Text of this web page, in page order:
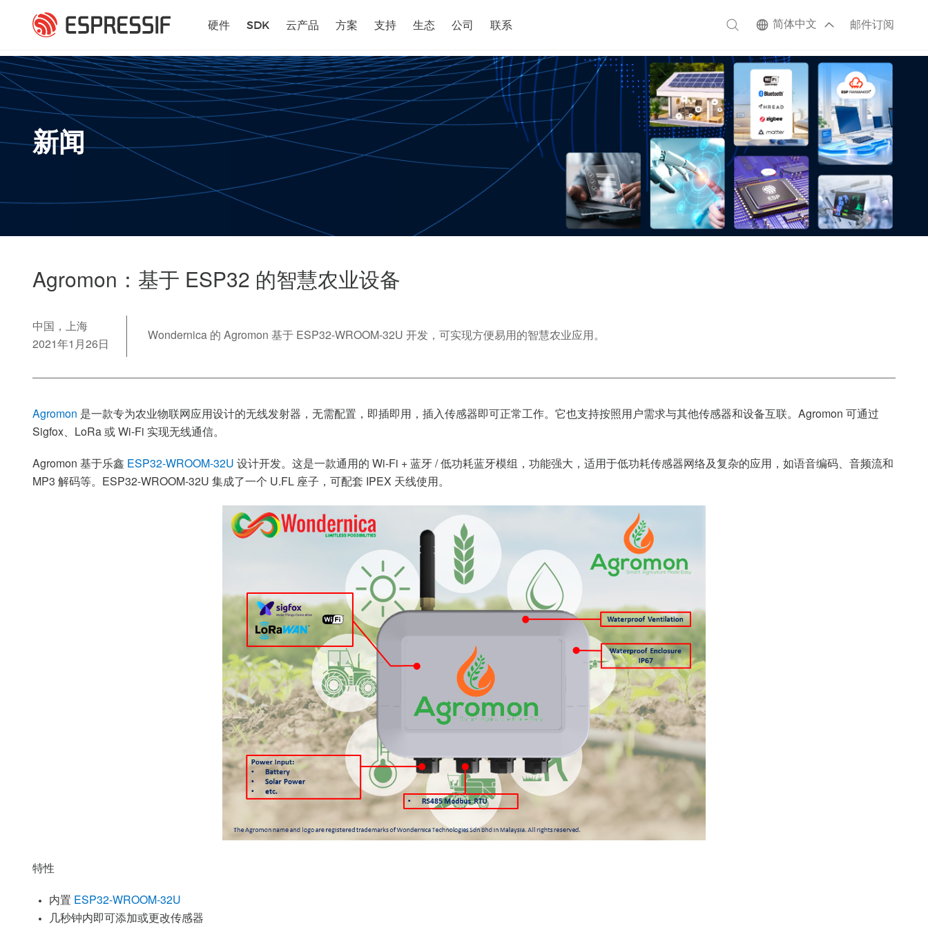
硬件
SDK 云产品 方案 支持 生态 公司 联系 简体中文 邮件订阅
新闻
Agromon：基于 ESP32 的智慧农业设备
中国，上海
2021年1月26日
Wondernica 的 Agromon 基于 ESP32-WROOM-32U 开发，可实现方便易用的智慧农业应用。
Agromon 是一款专为农业物联网应用设计的无线发射器，无需配置，即插即用，插入传感器即可正常工作。它也支持按照用户需求与其他传感器和设备互联。Agromon 可通过
Sigfox、LoRa 或 Wi-Fi 实现无线通信。
Agromon 基于乐鑫 ESP32-WROOM-32U 设计开发。这是一款通用的 Wi-Fi + 蓝牙 / 低功耗蓝牙模组，功能强大，适用于低功耗传感器网络及复杂的应用，如语音编码、音频流和
MP3 解码等。ESP32-WROOM-32U 集成了一个 U.FL 座子，可配套 IPEX 天线使用。
特性
内置 ESP32-WROOM-32U
几秒钟内即可添加或更改传感器